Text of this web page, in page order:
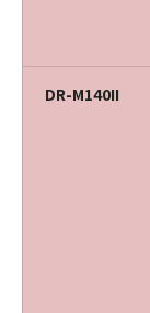
DR-M140II